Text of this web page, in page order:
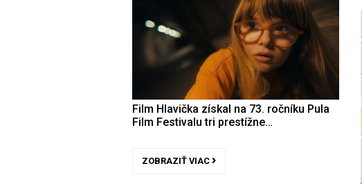
Film Hlavička získal na 73. ročníku Pula
Film Festivalu tri prestížne…
ZOBRAZIŤ VIAC